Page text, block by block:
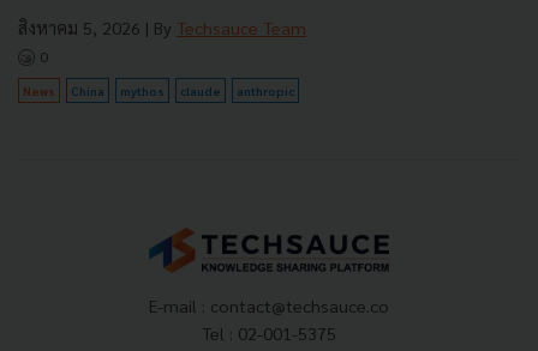
สิงหาคม 5, 2026 | By Techsauce Team
0
News China mythos claude anthropic
E-mail : contact@techsauce.co
Tel : 02-001-5375